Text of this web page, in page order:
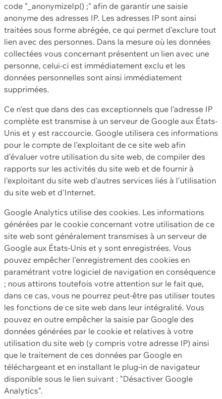
code "_anonymizeIp() ;" afin de garantir une saisie
anonyme des adresses IP. Les adresses IP sont ainsi
traitées sous forme abrégée, ce qui permet d'exclure tout
lien avec des personnes. Dans la mesure où les données
collectées vous concernant présentent un lien avec une
personne, celui-ci est immédiatement exclu et les
données personnelles sont ainsi immédiatement
supprimées.
Ce n'est que dans des cas exceptionnels que l'adresse IP
complète est transmise à un serveur de Google aux États-
Unis et y est raccourcie. Google utilisera ces informations
pour le compte de l'exploitant de ce site web afin
d'évaluer votre utilisation du site web, de compiler des
rapports sur les activités du site web et de fournir à
l'exploitant du site web d'autres services liés à l'utilisation
du site web et d'Internet.
Google Analytics utilise des cookies. Les informations
générées par le cookie concernant votre utilisation de ce
site web sont généralement transmises à un serveur de
Google aux États-Unis et y sont enregistrées. Vous
pouvez empêcher l'enregistrement des cookies en
paramétrant votre logiciel de navigation en conséquence
; nous attirons toutefois votre attention sur le fait que,
dans ce cas, vous ne pourrez peut-être pas utiliser toutes
les fonctions de ce site web dans leur intégralité. Vous
pouvez en outre empêcher la saisie par Google des
données générées par le cookie et relatives à votre
utilisation du site web (y compris votre adresse IP) ainsi
que le traitement de ces données par Google en
téléchargeant et en installant le plug-in de navigateur
disponible sous le lien suivant : "Désactiver Google
Analytics".